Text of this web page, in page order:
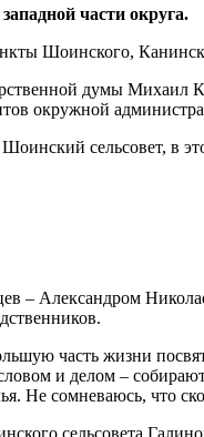
части округа.
Шоинского,
думы
окружной
сельсовет, в
– Александром
часть жизни
и делом –
Не сомневаюсь, что
сельсовета